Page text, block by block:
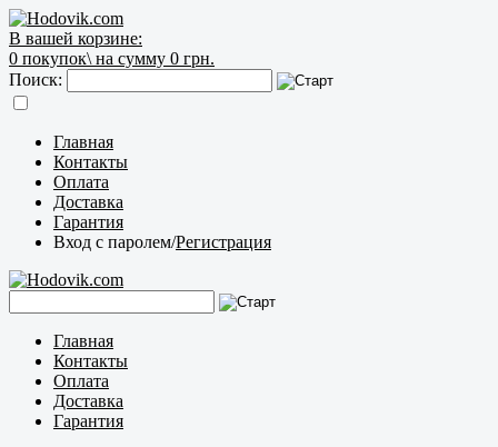
В вашей корзине:
0 покупок\ на сумму 0 грн.
Поиск:
Главная
Контакты
Оплата
Доставка
Гарантия
Вход с паролем/Регистрация
Главная
Контакты
Оплата
Доставка
Гарантия